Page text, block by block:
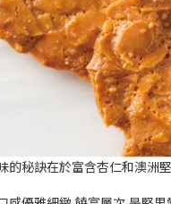
的秘訣在於富含杏仁和澳洲